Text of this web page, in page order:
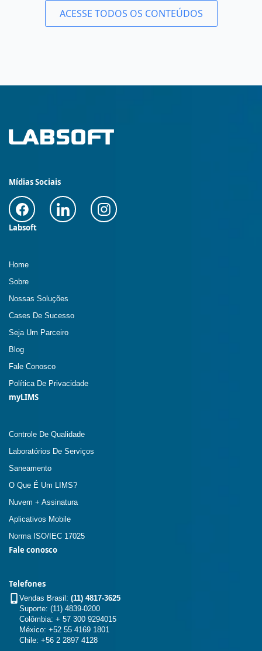
ACESSE TODOS OS CONTEÚDOS
Mídias Sociais
Labsoft
Home
Sobre
Nossas Soluções
Cases De Sucesso
Seja Um Parceiro
Blog
Fale Conosco
Política De Privacidade
myLIMS
Controle De Qualidade
Laboratórios De Serviços
Saneamento
O Que É Um LIMS?
Nuvem + Assinatura
Aplicativos Mobile
Norma ISO/IEC 17025
Fale conosco
Telefones
Vendas Brasil: (11) 4817-3625
Suporte: (11) 4839-0200
Colômbia: + 57 300 9294015
México: +52 55 4169 1801
Chile: +56 2 2897 4128